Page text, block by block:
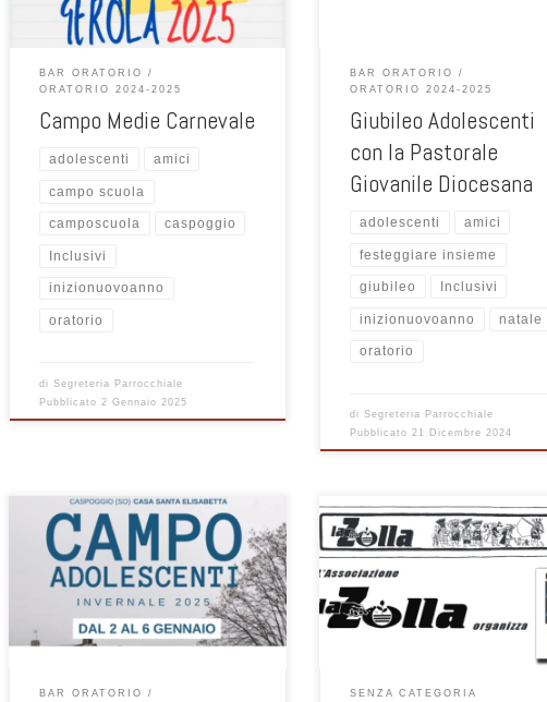
BAR ORATORIO
ORATORIO 2024-2025
Campo Medie Carnevale
adolescenti amici
campo scuola
camposcuola caspoggio
Inclusivi
inizionuovoanno
oratorio
diSegreteria Parrocchiale
Pubblicato 2 Gennaio 2025
BAR ORATORIO
ORATORIO 2024-2025
Giubileo Adolescenti
con la Pastorale
Giovanile Diocesana
adolescenti amici
festeggiare insieme
giubileo Inclusivi
inizionuovoanno natale
oratorio
diSegreteria Parrocchiale
Pubblicato 21 Dicembre 2024
Un dopo cena per stare insieme e
festeggiare il Natale. Sono inviati tutti
gli adolescenti ! vi aspettiamo!
BAR ORATORIO
Giornata Gastronocia con
TESTIMONINZA MISSIONARIA - Il
di queste iniziative è a favore dei
progetti N.B.: per il pranzo e
obbligatoria la prenotazione
Franco: 031 522877 - Lilli: 031
SENZA CATEGORIA